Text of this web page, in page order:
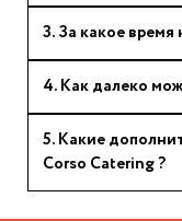
3. За какое
4. Как далеко
5. Какие
Corso Catering ?